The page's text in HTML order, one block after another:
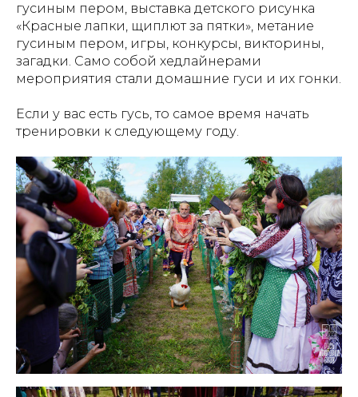
гусиным пером, выставка детского рисунка
«Красные лапки, щиплют за пятки», метание
гусиным пером, игры, конкурсы, викторины,
загадки. Само собой хедлайнерами
мероприятия стали домашние гуси и их гонки.
Если у вас есть гусь, то самое время начать
тренировки к следующему году.